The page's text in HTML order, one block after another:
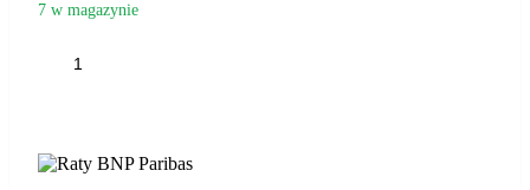
7 w magazynie
1/2
GVMP